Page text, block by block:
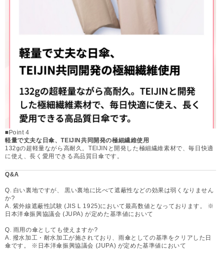
■Point 4
軽量で丈夫な日傘、TEIJIN共同開発の極細繊維使用
132gの超軽量ながら高耐久。TEIJINと開発した極細繊維素材で、毎日快適
に使え、長く愛用できる高品質日傘です。
Q&A
Q. 白い裏地ですが、 黒い裏地に比べて遮蔽性などの効果は弱くなりません
か?
A. 紫外線遮蔽性試験 (JIS L 1925)において最高数値となっております。 ※
日本洋傘振興協議会 (JUPA) が定めた基準値において
Q. 雨用の傘としても使えますか?
A. 撥水加工・耐水加工が施されており、雨傘としての基準をクリアした日
傘です。 ※日本洋傘振興協議会 (JUPA) が定めた基準値において